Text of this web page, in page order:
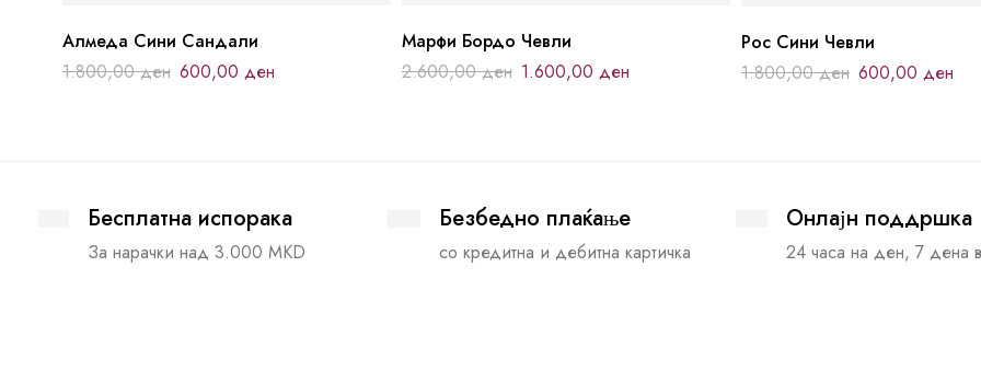
Алмеда Сини Сандали
1.800,00ден 600,00 ден
Марфи Бордо Чевли
2.600,00ден 1.600,00 ден
Рос Сини Чевли
1.800,00ден 600,00 ден
Бесплатна испорака
За нарачки над 3.000 MKD
Безбедно плаќање
со кредитна и дебитна картичка
Онлајн поддршка
24 часа на ден, 7 дена